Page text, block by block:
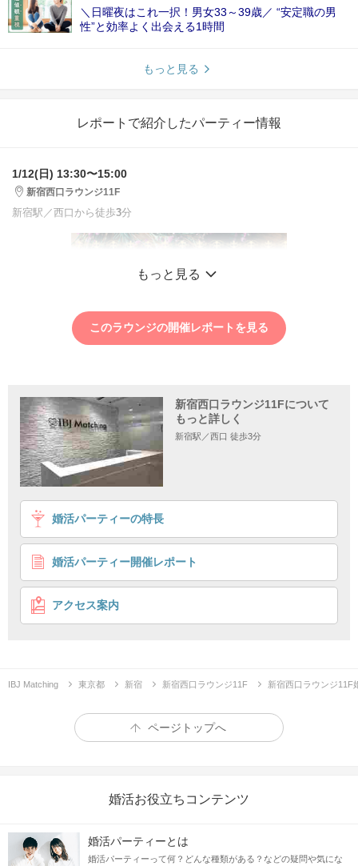
＼日曜夜はこれ一択！男女33～39歳／ “安定職の男
性”と効率よく出会える1時間
もっと見る
レポートで紹介したパーティー情報
1/12(日) 13:30〜15:00
新宿西口ラウンジ11F
新宿駅／西口から徒歩3分
1 2 3 4
【身長170cm以上の高収入男性】
写真審査をクリアした魅力的な容姿の方
超厳選！審査パーティー 初参加数1位のIBJ店舗
企画詳細
＼年収550万円以上＆身長170cｍ以上／
もっと見る
このラウンジの開催レポートを見る
新宿西口ラウンジ11Fについて
もっと詳しく
新宿駅／西口 徒歩3分
婚活パーティーの特長
婚活パーティー開催レポート
アクセス案内
IBJ Matching 東京都 新宿 新宿西口ラウンジ11F 新宿西口ラウンジ11F
ページトップへ
婚活お役立ちコンテンツ
婚活パーティーとは
婚活パーティーって何？どんな種類がある？などの疑問や気にな